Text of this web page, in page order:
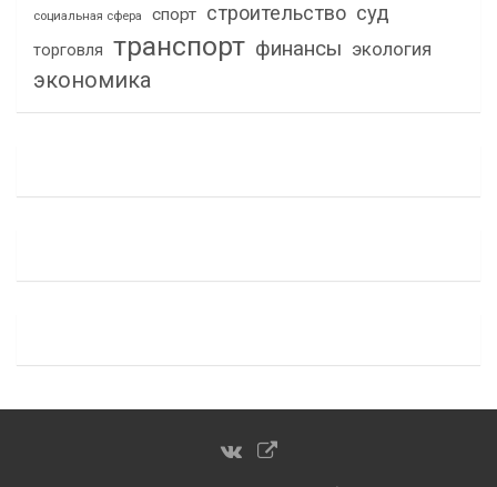
социальная сфера спорт строительство суд
торговля транспорт финансы экология
экономика